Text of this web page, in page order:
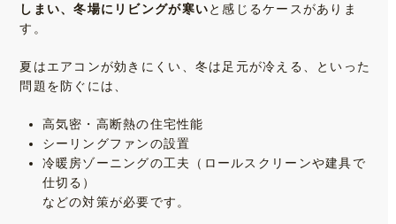
しまい、冬場にリビングが寒いと感じるケースがありま
す。
夏はエアコンが効きにくい、冬は足元が冷える、といった
問題を防ぐには、
高気密・高断熱の住宅性能
シーリングファンの設置
冷暖房ゾーニングの工夫（ロールスクリーンや建具で
仕切る）
などの対策が必要です。